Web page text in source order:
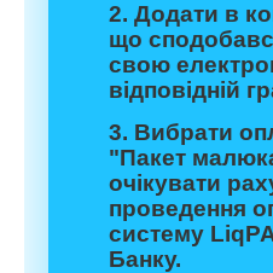
2. Додати в
що
свою
відповідній
3. Вибрати
"Пакет
очікувати
проведення
систему
Банку.